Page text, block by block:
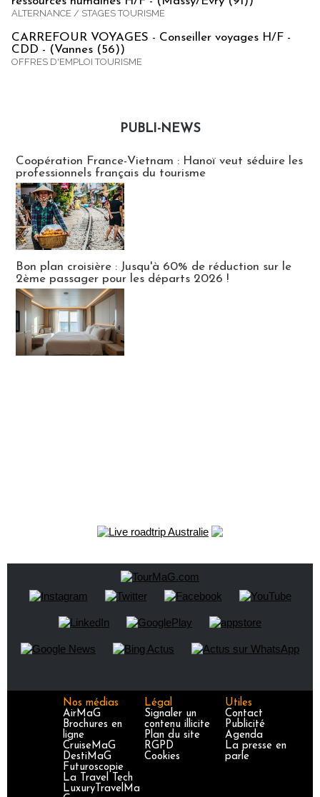
ALTERNANCE / STAGES TOURISME
CARREFOUR VOYAGES - Conseiller voyages H/F -
CDD - (Vannes (56))
OFFRES D'EMPLOI TOURISME
PUBLI-NEWS
Coopération France-Vietnam : Hanoï veut séduire les
professionnels français du tourisme
Bon plan croisière : Jusqu'à 60% de réduction sur le
2ème passager pour les départs 2026 !
Nos médias
AirMaG
Brochures en
ligne
CruiseMaG
DestiMaG
Futuroscopie
La Travel Tech
LuxuryTravelMa
Légal
Signaler un
contenu illicite
Plan du site
RGPD
Cookies
Utiles
Contact
Publicité
Agenda
La presse en
parle